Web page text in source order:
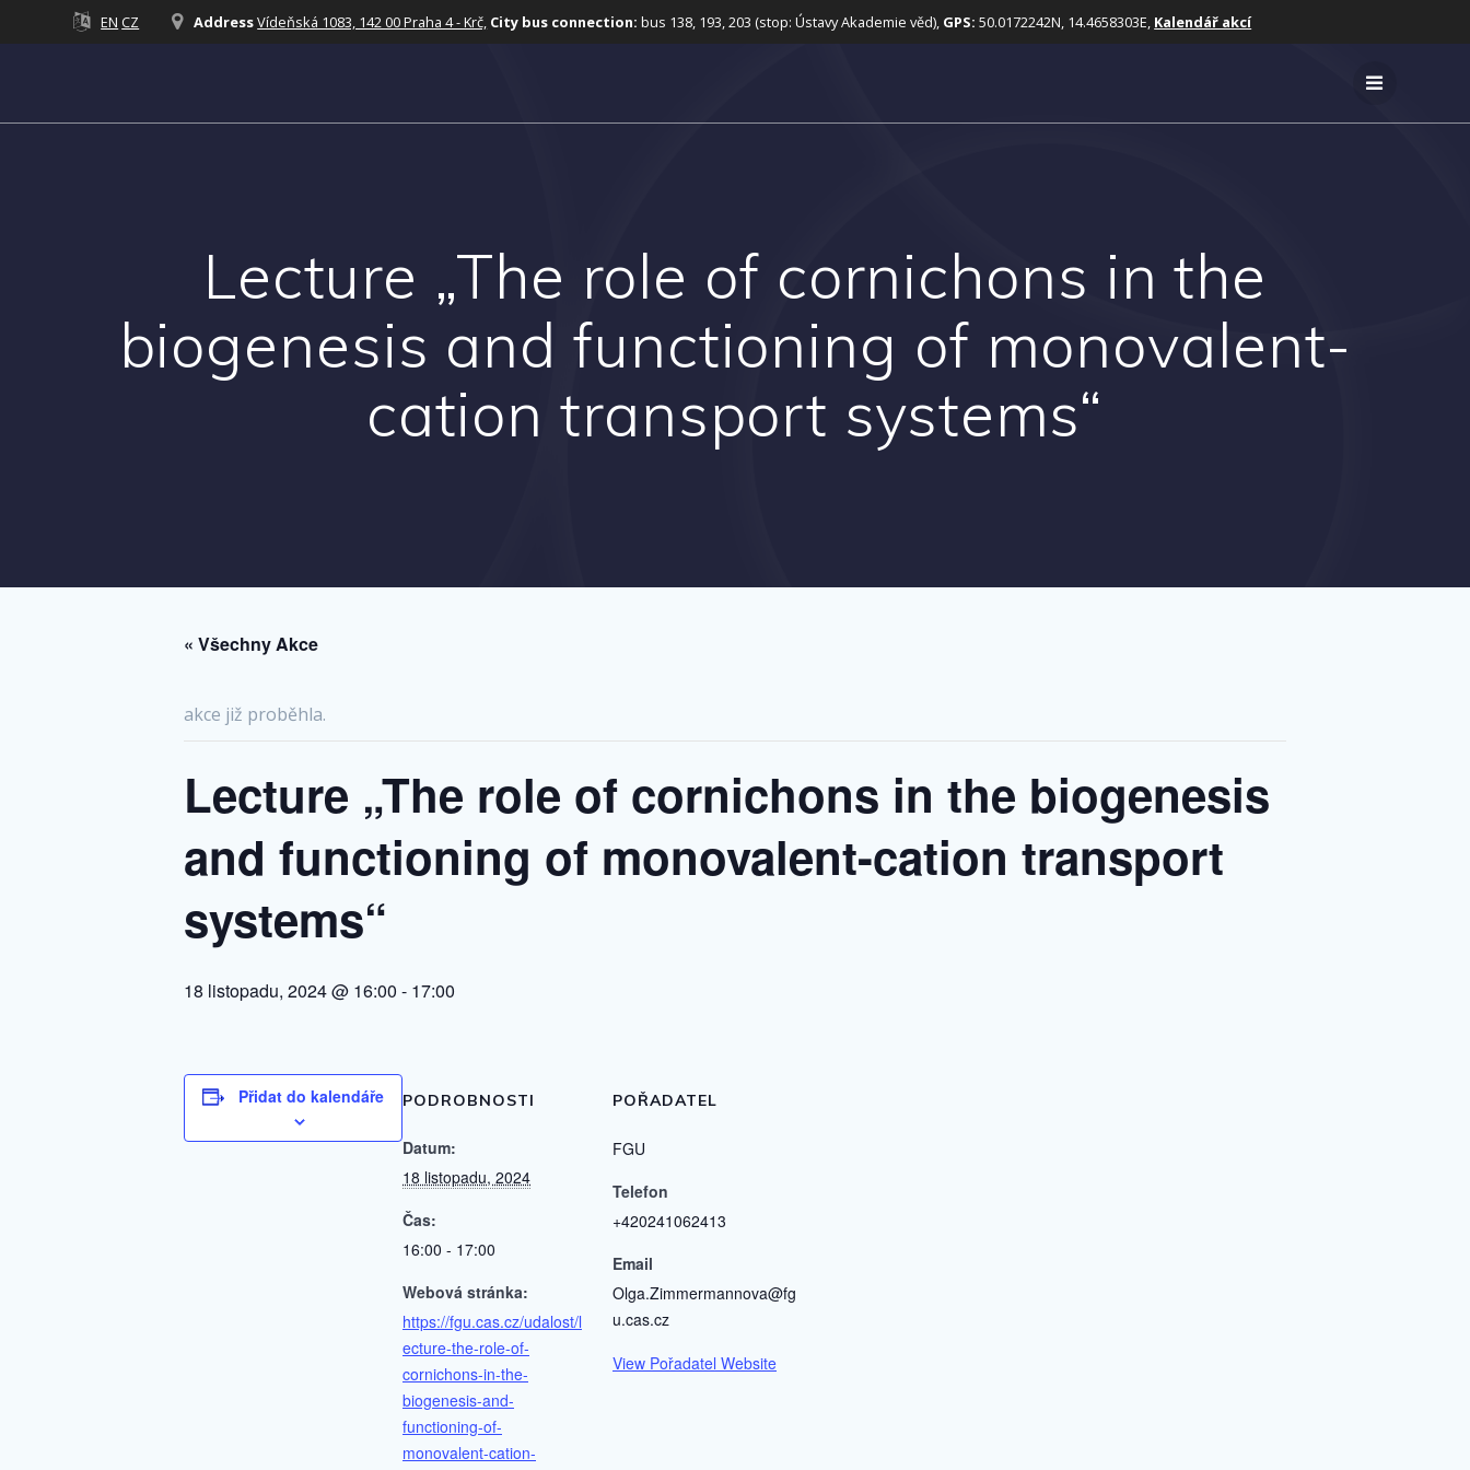
Přeskočit
na
EN CZ AddressVídeňská 1083, 142 00 Praha 4 - Krč, City bus connection: bus 138, 193, 203 (stop: Ústavy Akademie věd), GPS: 50.0172242N, 14.4658303E, Kalendář akcí
Lecture „The role of cornichons in the
biogenesis and functioning of monovalent-
cation transport systems“
« Všechny Akce
akce již proběhla.
Lecture „The role of cornichons in the biogenesis
and functioning of monovalent-cation transport
systems“
18 listopadu, 2024 @ 16:00 - 17:00
Přidat do kalendáře PODROBNOSTI
Datum:
18 listopadu, 2024
Čas:
16:00 - 17:00
Webová stránka:
https://fgu.cas.cz/udalost/l
ecture-the-role-of-
cornichons-in-the-
biogenesis-and-
functioning-of-
monovalent-cation-
POŘADATEL
FGU
Telefon
+420241062413
Email
Olga.Zimmermannova@fg
u.cas.cz
View Pořadatel Website